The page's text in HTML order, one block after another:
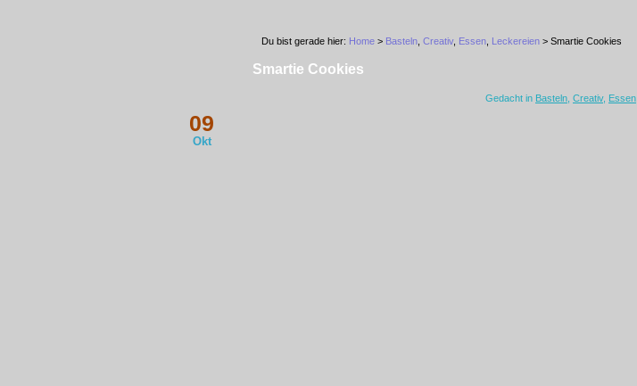
Du bist gerade hier: Home > Basteln Creativ, Essen Leckereien > Smartie Cookies
Smartie Cookies
Gedacht in Basteln Creativ, Essen
09
Okt